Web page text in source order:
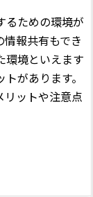
るための環境が
報共有もでき
環境といえます
があります。
リットや注意点